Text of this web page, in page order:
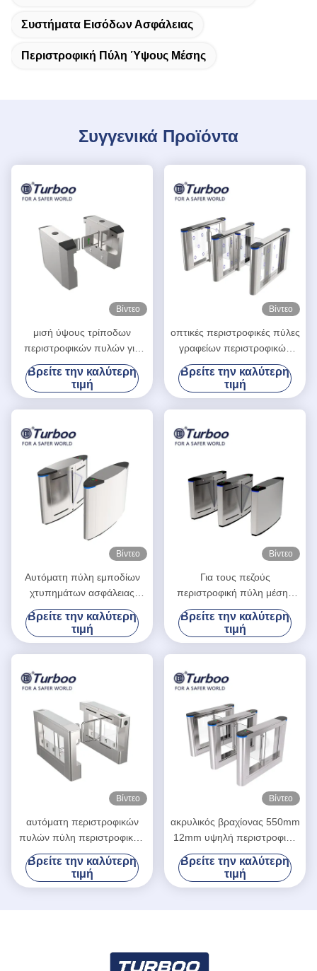
Συστήματα Εισόδων Ασφάλειας
Περιστροφική Πύλη Ύψους Μέσης
Συγγενικά Προϊόντα
Βίντεο
μισή ύψους τρίποδων
περιστροφικών πυλών για
τους πεζούς ελέγχου
προσπέλασης περιστροφική
πύλη συστημάτων πυλών
αυτόματη
Βρείτε την καλύτερη
τιμή
Βίντεο
οπτικές περιστροφικές πύλες
γραφείων περιστροφικών
πυλών εμποδίων γυαλιού
περιστροφικών πυλών
πυλών ταλάντευσης
Βρείτε την καλύτερη
τιμή
Βίντεο
Αυτόματη πύλη εμποδίων
χτυπημάτων ασφάλειας
συστημάτων με την
περιστροφική πύλη
λειτουργίας αναγνωστών
γραμμωτών κωδίκων
Βρείτε την καλύτερη
τιμή
Βίντεο
Για τους πεζούς
περιστροφική πύλη μέσης
ελέγχου προσπέλασης
πυλών χρονικής συμμετοχής
φορητά υψηλά/εμπόδιο
χτυπημάτων με το δείκτη
Βρείτε την καλύτερη
τιμή
Βίντεο
αυτόματη περιστροφικών
πυλών πύλη περιστροφικών
πυλών περιστροφικών
πυλών ύψους πυλών μισή
με την κάρτα reade
Βρείτε την καλύτερη
τιμή
Βίντεο
ακρυλικός βραχίονας 550mm
12mm υψηλή περιστροφική
πύλη μέσης πυλών
εμποδίων ταλάντευσης
πλάτους 35w
Βρείτε την καλύτερη
τιμή